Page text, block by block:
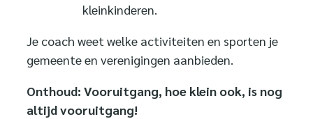
kleinkinderen.
Je coach weet welke activiteiten en sporten je
gemeente en verenigingen aanbieden.
Onthoud: Vooruitgang, hoe klein ook, is nog
altijd vooruitgang!